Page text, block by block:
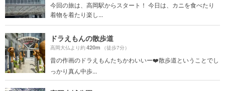
今回の旅は、高岡駅からスタート！ 今日は、カニを食べたり
着物を着たり楽し...
ドラえもんの散歩道
高岡大仏より約420m （徒歩7分）
昔の作画のドラえもんたちかわいいー❤️散歩道ということでし
っかり真ん中歩...